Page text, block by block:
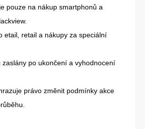
pouze na nákup smartphonů a
etail, retail a nákupy za speciální
zaslány po ukončení a vyhodnocení
právo změnit podmínky akce